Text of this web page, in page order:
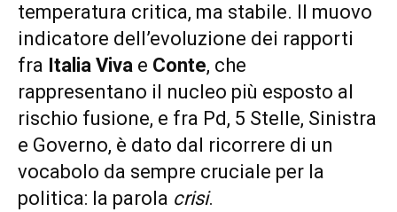
temperatura critica, ma stabile. Il muovo
indicatore dell’evoluzione dei rapporti
fra Italia Viva e Conte, che
rappresentano il nucleo più esposto al
rischio fusione, e fra Pd, 5 Stelle, Sinistra
e Governo, è dato dal ricorrere di un
vocabolo da sempre cruciale per la
politica: la parola crisi.